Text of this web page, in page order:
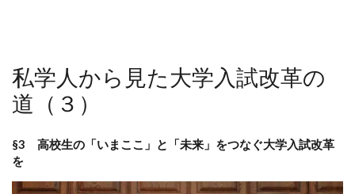
私学人から見た大学入試改革の
道（３）
§3 高校生の「いまここ」と「未来」をつなぐ大学入試改革
を